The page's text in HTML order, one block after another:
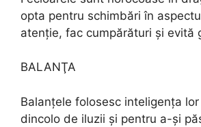
opta pentru schimbări în
atenție, fac cumpărături și evită
BALANŢA
Balanțele folosesc inteligența
dincolo de iluzii și pentru a-și